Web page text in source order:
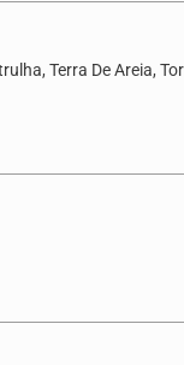
Terra De Areia,